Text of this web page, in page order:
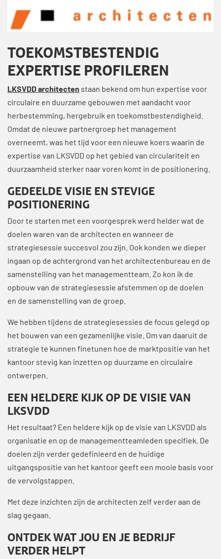
TOEKOMSTBESTENDIG
EXPERTISE PROFILEREN
LKSVDD architecten staan bekend om hun expertise voor
circulaire en duurzame gebouwen met aandacht voor
herbestemming, hergebruik en toekomstbestendigheid.
Omdat de nieuwe partnergroep het management
overneemt, was het tijd voor een nieuwe koers waarin de
expertise van LKSVDD op het gebied van circulariteit en
duurzaamheid sterker naar voren komt in de positionering.
GEDEELDE VISIE EN STEVIGE
POSITIONERING
Door te starten met een voorgesprek werd helder wat de
doelen waren van de architecten en wanneer de
strategiesessie succesvol zou zijn. Ook konden we dieper
ingaan op de achtergrond van het architectenbureau en de
samenstelling van het managementteam. Zo kon ik de
opbouw van de strategiesessie afstemmen op de doelen
en de samenstelling van de groep.
We hebben tijdens de strategiesessies de focus gelegd op
het bouwen van een gezamenlijke visie. Om van daaruit de
strategie te kunnen finetunen hoe de marktpositie van het
kantoor stevig kan inzetten op duurzame en circulaire
ontwerpen.
EEN HELDERE KIJK OP DE VISIE VAN
LKSVDD
Het resultaat? Een heldere kijk op de visie van LKSVDD als
organisatie en op de managementteamleden specifiek. De
doelen zijn verder gedefinieerd en de huidige
uitgangspositie van het kantoor geeft een mooie basis voor
de vervolgstappen.
Met deze inzichten zijn de architecten zelf verder aan de
slag gegaan.
ONTDEK WAT JOU EN JE BEDRIJF
VERDER HELPT